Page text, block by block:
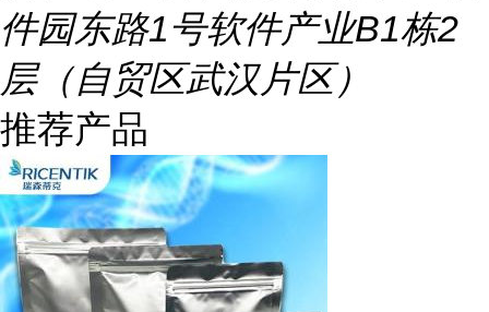
件园东路1号软件产业B1栋2
层（自贸区武汉片区）
推荐产品